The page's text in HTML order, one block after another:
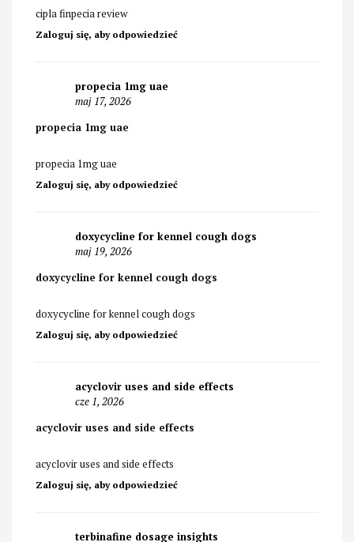
cipla finpecia review
Zaloguj się, aby odpowiedzieć
propecia 1mg uae
maj 17, 2026
propecia 1mg uae
propecia 1mg uae
Zaloguj się, aby odpowiedzieć
doxycycline for kennel cough dogs
maj 19, 2026
doxycycline for kennel cough dogs
doxycycline for kennel cough dogs
Zaloguj się, aby odpowiedzieć
acyclovir uses and side effects
cze 1, 2026
acyclovir uses and side effects
acyclovir uses and side effects
Zaloguj się, aby odpowiedzieć
terbinafine dosage insights